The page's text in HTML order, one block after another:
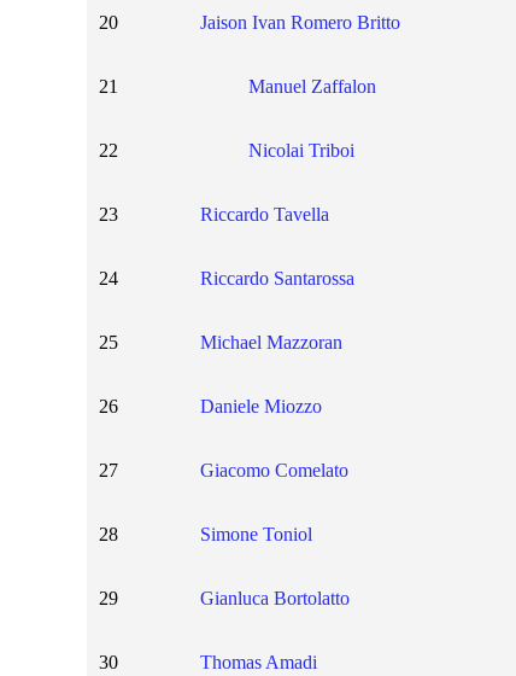
20 Jaison Ivan Romero Britto
21 Manuel Zaffalon
22 Nicolai Triboi
23 Riccardo Tavella
24 Riccardo Santarossa
25 Michael Mazzoran
26 Daniele Miozzo
27 Giacomo Comelato
28 Simone Toniol
29 Gianluca Bortolatto
30 Thomas Amadi